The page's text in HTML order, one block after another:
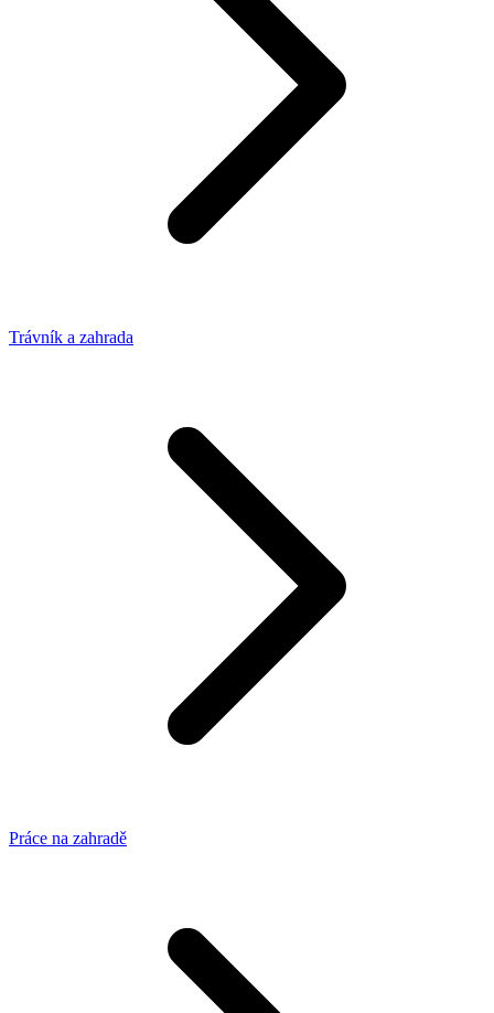
Trávník a zahrada
Práce na zahradě